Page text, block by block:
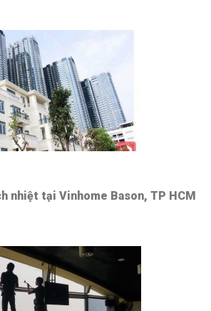
nhiệt tại Vinhome Bason, TP HCM